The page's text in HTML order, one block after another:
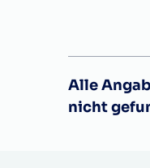
Alle
nicht